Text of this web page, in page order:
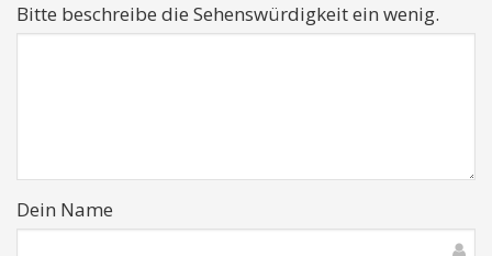
Bitte beschreibe die Sehenswürdigkeit ein wenig.
Dein Name